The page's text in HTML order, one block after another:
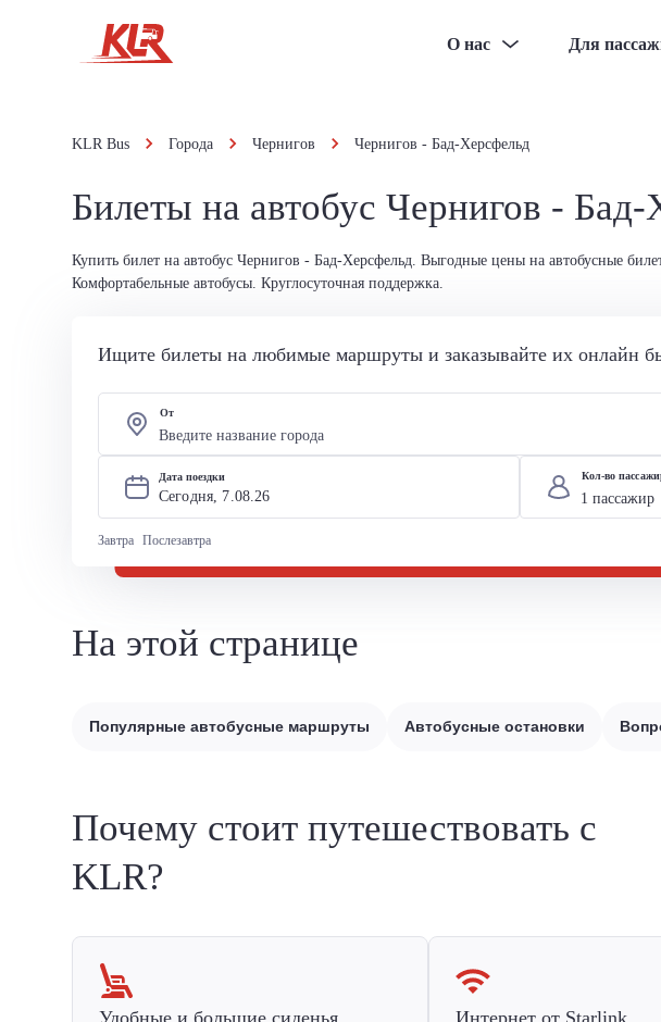
О нас Для
KLR Bus Города Чернигов Чернигов - Бад-Херсфельд
Билеты на автобус Чернигов -
Купить билет на автобус Чернигов - Бад-Херсфельд. Выгодные цены на автобусные
Комфортабельные автобусы. Круглосуточная поддержка.
Ищите билеты на любимые маршруты и заказывайте их онлайн
От
Дата поездки
Сегодня, 7.08.26
Завтра Послезавтра
Кол-во
На этой странице
Популярные автобусные маршруты Автобусные остановки
Почему стоит путешествовать с
KLR?
Удобные и большие сиденья Интернет от Starlink